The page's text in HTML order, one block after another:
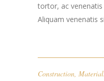
tortor, ac
Aliquam venenatis
Construction,